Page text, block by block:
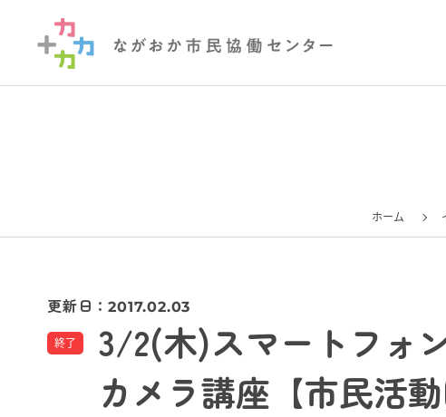
ホーム
更新日：2017.02.03
終了
3/2(木)スマートフォ
カメラ講座【市民活